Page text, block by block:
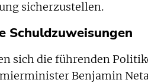
sicherzustellen.
Schuldzuweisungen
sich die führenden
Benjamin